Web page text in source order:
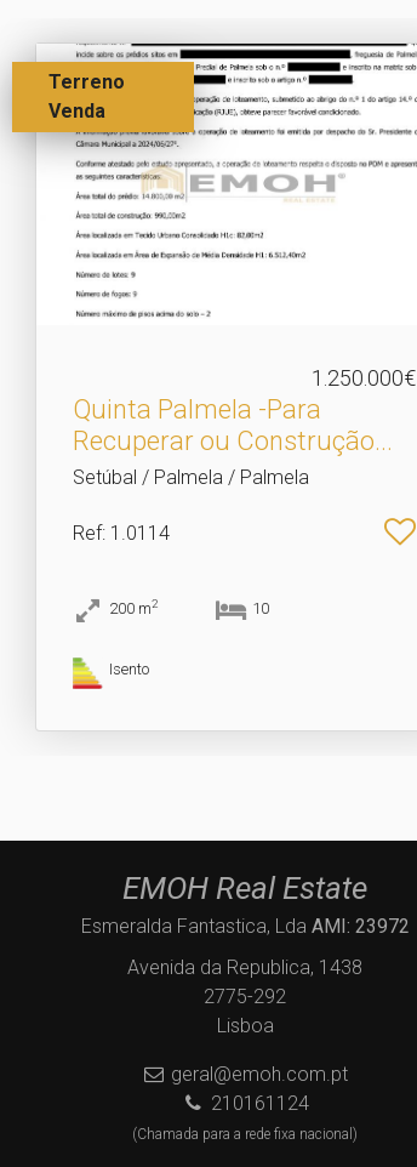
Terreno
Venda
1.250.000€
Quinta Palmela -Para
Recuperar ou Construção.​..
Setúbal / Palmela / Palmela
Ref: 1.0114
200 m2 10
Isento
EMOH Real Estate
Esmeralda Fantastica, Lda AMI: 23972
Avenida da Republica, 1438
2775-292
Lisboa
geral@emoh.com.pt
210161124
(Chamada para a rede fixa nacional)